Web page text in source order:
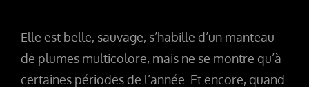
Elle est belle, sauvage, s’habille d’un manteau
de plumes multicolore, mais ne se montre qu’à
certaines périodes de l’année. Et encore, quand